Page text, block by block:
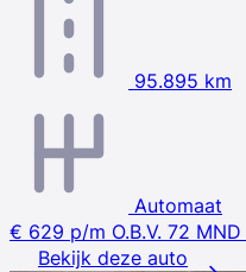
95.895 km
Automaat
€ 629 p/m O.B.V. 72 MND
Bekijk deze auto